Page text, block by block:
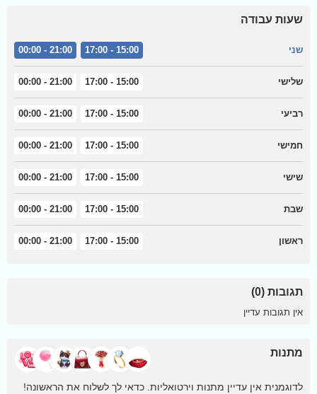
שעות עבודה
שני 15:00 - 17:00
21:00 - 00:00
שלישי 15:00 - 17:00
21:00 - 00:00
רביעי 15:00 - 17:00
21:00 - 00:00
חמישי 15:00 - 17:00
21:00 - 00:00
שישי 15:00 - 17:00
21:00 - 00:00
שבת 15:00 - 17:00
21:00 - 00:00
ראשון 15:00 - 17:00
21:00 - 00:00
תגובות (0)
אין תגובות עדיין
מתנות
לדוגמנית אין עדיין מתנות וירטואליות. כדאי לך לשלוח את הראשונה!